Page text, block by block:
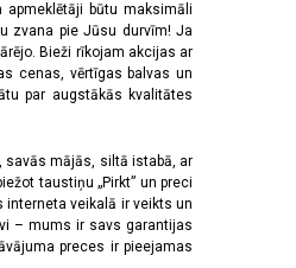
būtu maksimāli
zvana pie Jūsu durvīm! Ja
Bieži rīkojam akcijas ar
cenas, vērtīgas balvas un
par augstākās kvalitātes
savās mājās, siltā istabā, ar
taustiņu „Pirkt” un preci
interneta veikalā ir veikts un
– mums ir savs garantijas
preces ir pieejamas